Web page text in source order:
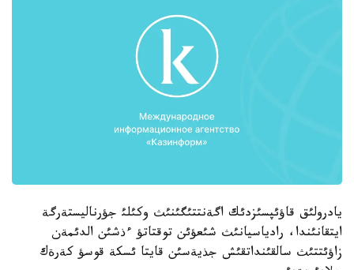
يادرولئق قاؤئپسئزدئك اگةنتتئگئنئث وكئلئ جؤرناليستةرگة
ايتقانئندا، رادياسيانئث شئعؤئن توقتاتؤ ءذشئن الدئمةن
زاؤئتتئث سالقئنداتقئش جذيةسئن قايتا ئسكة قوسؤ كةرةك